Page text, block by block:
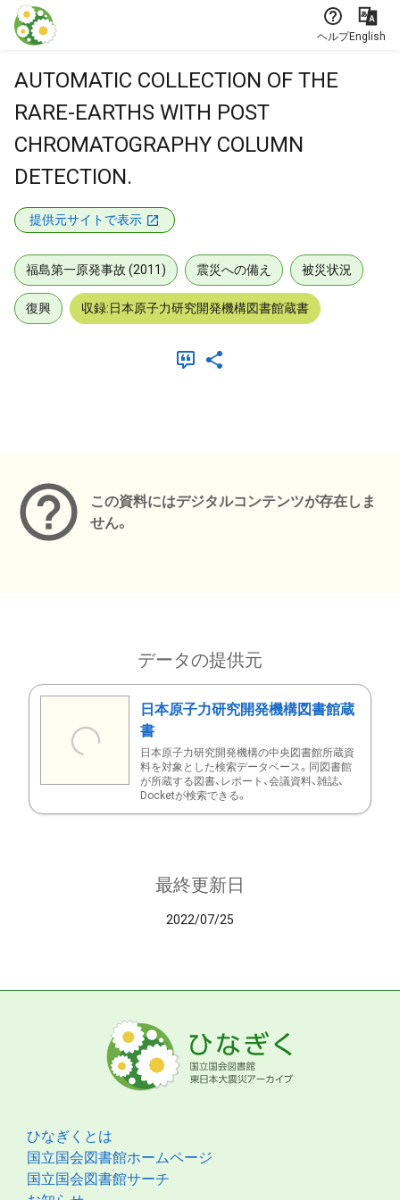
本文に飛ぶ
ヘルプEnglish
AUTOMATIC COLLECTION OF THE
RARE-EARTHS WITH POST
CHROMATOGRAPHY COLUMN
DETECTION.
提供元サイトで表示
福島第一原発事故 (2011) 震災への備え 被災状況
復興 収録:日本原子力研究開発機構図書館蔵書
この資料にはデジタルコンテンツが存在しま
せん。
データの提供元
日本原子力研究開発機構図書館蔵
書
日本原子力研究開発機構の中央図書館所蔵資
料を対象とした検索データベース。同図書館
が所蔵する図書、レポート、会議資料、雑誌、
Docketが検索できる。
最終更新日
2022/07/25
ひなぎくとは
国立国会図書館ホームページ
国立国会図書館サーチ